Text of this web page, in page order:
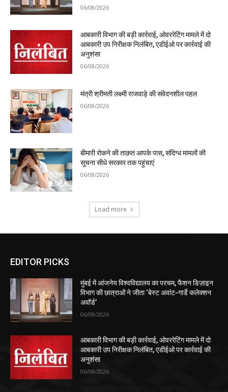
06/08/2026
आबकारी विभाग की बड़ी कार्रवाई, ओवररेटिंग मामले में दो
आबकारी उप निरीक्षक निलंबित, एडीईओ पर कार्रवाई की
अनुशंसा
06/08/2026
मंत्री श्रीमती लक्ष्मी राजवाड़े की संवेदनशील पहल
06/08/2026
बीमारी रोकने की ताक़त आपके पास, संदिग्ध मामलों की
सूचना सीधे सरकार तक पहुंचाएं
06/08/2026
Load more
EDITOR PICKS
मुंबई में आंजनेय विश्वविद्यालय का परचम, फैशन डिज़ाइन
विभाग की छात्राओं ने जीता ‘बेस्ट अवांट-गार्डे कलेक्शन
अवॉर्ड’
06/08/2026
आबकारी विभाग की बड़ी कार्रवाई, ओवररेटिंग मामले में दो
आबकारी उप निरीक्षक निलंबित, एडीईओ पर कार्रवाई की
अनुशंसा
06/08/2026